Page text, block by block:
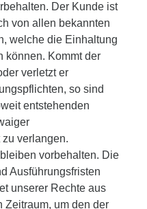
Der Kunde ist
von allen bekannten
welche die Einhaltung
können. Kommt der
verletzt er
so sind
entstehenden
verlangen.
vorbehalten. Die
Ausführungsfristen
unserer Rechte aus
Zeitraum, um den der